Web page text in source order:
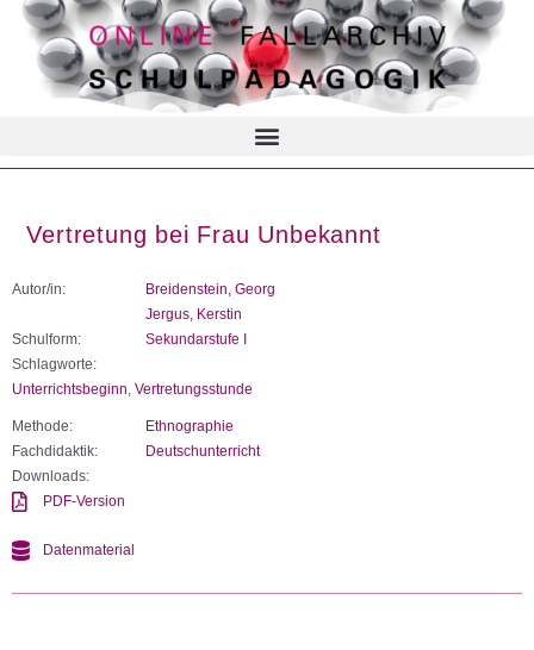
Vertretung bei Frau Unbekannt
Autor/in:
Breidenstein, Georg
Jergus, Kerstin
Schulform:
Sekundarstufe I
Schlagworte:
Unterrichtsbeginn Vertretungsstunde
Methode:
Ethnographie
Fachdidaktik:
Deutschunterricht
Downloads:
PDF-Version
Datenmaterial